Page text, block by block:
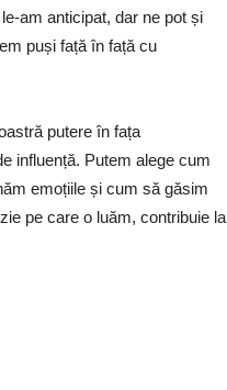
am anticipat, dar ne pot și
puși față în față cu
putere în fața
influență. Putem alege cum
emoțiile și cum să găsim
pe care o luăm, contribuie la